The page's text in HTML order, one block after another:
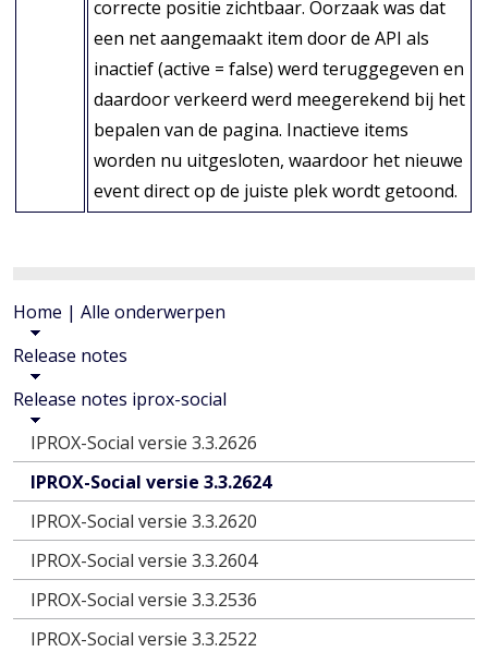
correcte positie zichtbaar. Oorzaak was dat
een net aangemaakt item door de API als
inactief (active = false) werd teruggegeven en
daardoor verkeerd werd meegerekend bij het
bepalen van de pagina. Inactieve items
worden nu uitgesloten, waardoor het nieuwe
event direct op de juiste plek wordt getoond.
KRUIMELPAD
EN
GERELATEERDE
PAGINA'S
Home | Alle onderwerpen
Release notes
Release notes iprox-social
IPROX-Social versie 3.3.2626
IPROX-Social versie 3.3.2624
IPROX-Social versie 3.3.2620
IPROX-Social versie 3.3.2604
IPROX-Social versie 3.3.2536
IPROX-Social versie 3.3.2522